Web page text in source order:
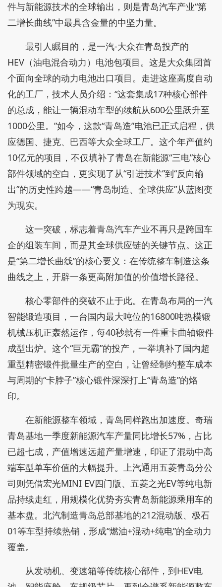
件与新能源技术的全球输出，则是青岛汽车产业“第
二增长曲线”中最具含金量的中坚力量。
最引人瞩目的，是一汽-大众在青岛投产的
HEV（油电混合动力）电池包项目。这是大众集团首
个面向全球的动力电池出口项目。走进这座高度自动
化的工厂，技术人员介绍：“这套集成17种核心部件
的总成，能让一辆混动车型的续航从600公里跃升至
1000公里。”如今，这款“青岛造”电池已正式启程，供
应德国、捷克、巴西等大众全球工厂。这个年产值约
10亿元的项目，不仅填补了青岛在新能源“三电”核心
部件领域的空白，更实现了从“引进技术”到“反向输
出”的历史性跨越——“青岛制造、全球供应”从蓝图变
为现实。
这一突破，标志着青岛汽车产业不再只是跨国车
企的组装车间，而是其全球供应链的关键节点。这正
是“第二增长曲线”的核心要义：在传统整车制造这条
曲线之上，开辟一条更高附加值的价值增长路径。
核心零部件的突破不止于此。在青岛布局的一汽
智能锻造项目，一台国内最大吨位的16800吨热模锻
机械压机正轰然运作，每40秒就有一件重卡曲轴锻件
成型出炉。这个“巨无霸”的投产，一举填补了国内超
重型精密锻件批量生产的空白，让曾经制约整车成本
与周期的“卡脖子”核心锻件深深打上“青岛造”的烙
印。
在新能源整车领域，青岛同样跑出加速度。奇瑞
青岛基地一季度新能源汽车产量同比增长57%，占比
已超七成，产值增速远超产量增速，印证了混动中高
端车型单车价值的大幅提升。上汽通用五菱青岛分公
司则凭借宏光MINI EV四门版、五菱之光EV等纯电新
品持续走红，用规模化优势夯实青岛新能源乘用车的
基本盘。北汽制造青岛总部基地的212混动版、极石
01等车型持续热销，形成“燃油+混动+纯电”的全动力
覆盖。
从发动机、变速箱等传统核心部件，到HEV电